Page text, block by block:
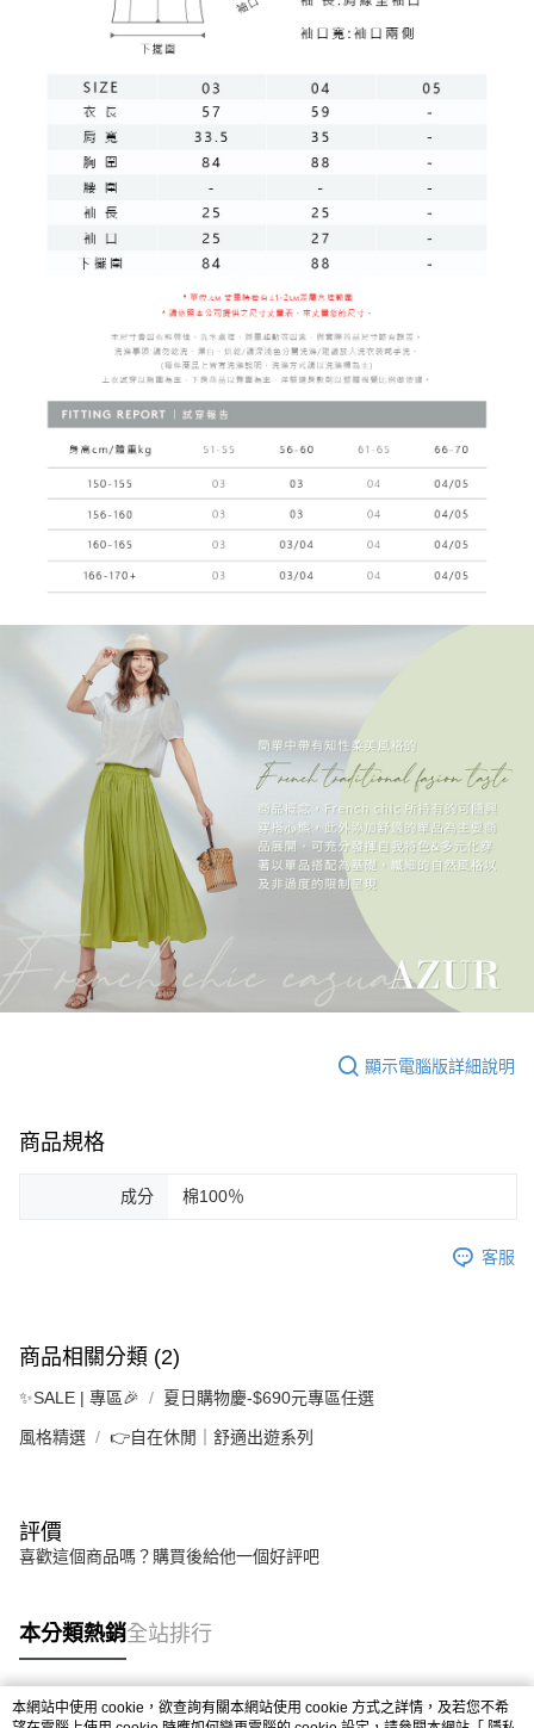
顯示電腦版詳細說明
商品規格
成分 棉100％
客服
商品相關分類 (2)
✨SALE | 專區🎉 夏日購物慶-$690元專區任選
風格精選 👉自在休閒｜舒適出遊系列
評價
喜歡這個商品嗎？購買後給他一個好評吧
本分類熱銷全站排行
本網站中使用 cookie，欲查詢有關本網站使用 cookie 方式之詳情，及若您不希